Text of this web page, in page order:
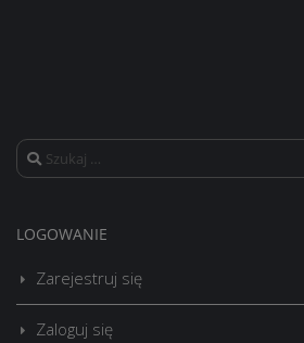
Szukaj:
LOGOWANIE
Zarejestruj się
Zaloguj się